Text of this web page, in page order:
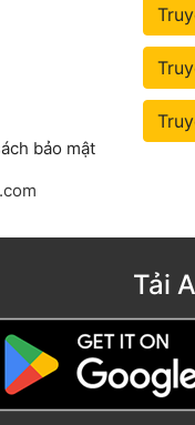
bảo mật
Tải